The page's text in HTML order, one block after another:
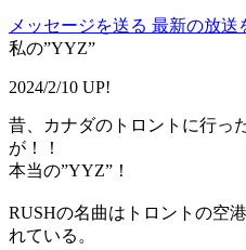
メッセージを送る 最新の放送
私の”YYZ”
2024/2/10 UP!
昔、カナダのトロントに行っ
が！！
本当の”YYZ”！
RUSHの名曲はトロントの空
れている。